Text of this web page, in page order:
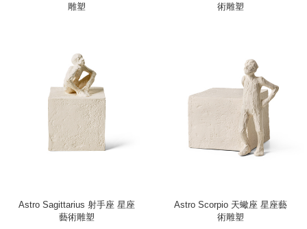
雕塑
術雕塑
Astro Sagittarius 射手座 星座
藝術雕塑
Astro Scorpio 天蠍座 星座藝
術雕塑